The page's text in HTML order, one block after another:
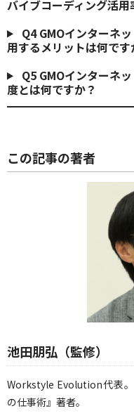
バイブコーディング活
Q4 GMOインターネ
用するメリットは何です
Q5 GMOインターネ
度とは何ですか？
この記事の著者
池田朋弘（監修）
Workstyle Evolution代表
の仕事術』著者。